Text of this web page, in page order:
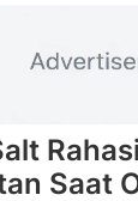
Saat